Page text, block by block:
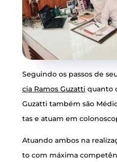
Seguin­do os pas­sos de
cia Ramos Guzat­ti quan­to
Guzat­ti tam­bém são
tas e atu­am em
Atu­an­do ambos na
to com máxi­ma